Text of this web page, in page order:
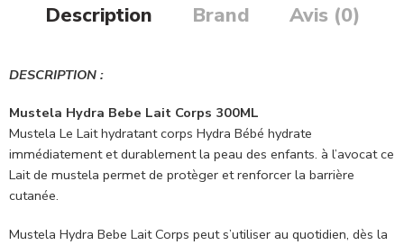
Description Brand Avis (0)
DESCRIPTION :
Mustela Hydra Bebe Lait Corps 300ML
Mustela Le Lait hydratant corps Hydra Bébé hydrate
immédiatement et durablement la peau des enfants. à l’avocat ce
Lait de mustela permet de protèger et renforcer la barrière
cutanée.
Mustela Hydra Bebe Lait Corps peut s’utiliser au quotidien, dès la